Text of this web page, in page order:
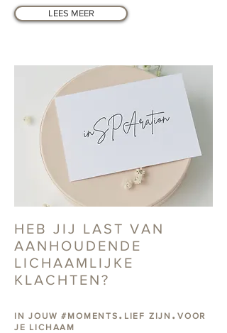
LEES MEER
HEB JIJ LAST VAN
AANHOUDENDE
LICHAAMLIJKE
KLACHTEN?
IN JOUW #MOMENTS . LIEF ZIJN .VOOR
JE LICHAAM